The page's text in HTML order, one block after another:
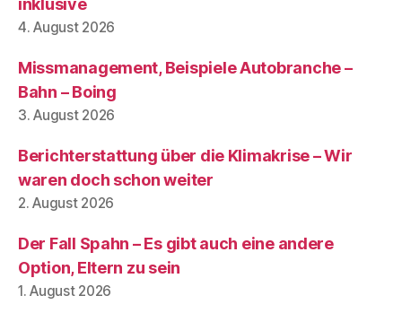
inklusive
4. August 2026
Missmanagement, Beispiele Autobranche –
Bahn – Boing
3. August 2026
Berichterstattung über die Klimakrise – Wir
waren doch schon weiter
2. August 2026
Der Fall Spahn – Es gibt auch eine andere
Option, Eltern zu sein
1. August 2026